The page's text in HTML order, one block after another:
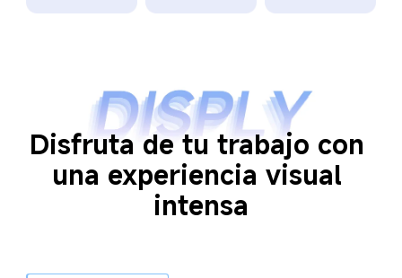
Disfruta de tu trabajo con
una experiencia visual
intensa